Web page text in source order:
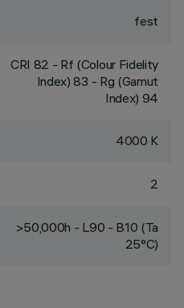
fest
CRI 82 - Rf (Colour Fidelity
Index) 83 - Rg (Gamut
Index) 94
4000 K
2
>50,000h - L90 - B10 (Ta
25°C)